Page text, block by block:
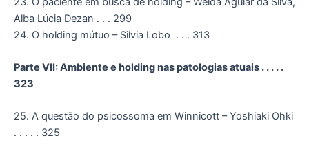
Alba Lúcia Dezan . . . 299
24. O holding mútuo – Silvia Lobo . . . 313
Parte VII: Ambiente e holding nas patologias atuais . . . . .
323
25. A questão do psicossoma em Winnicott – Yoshiaki Ohki
. . . . . 325